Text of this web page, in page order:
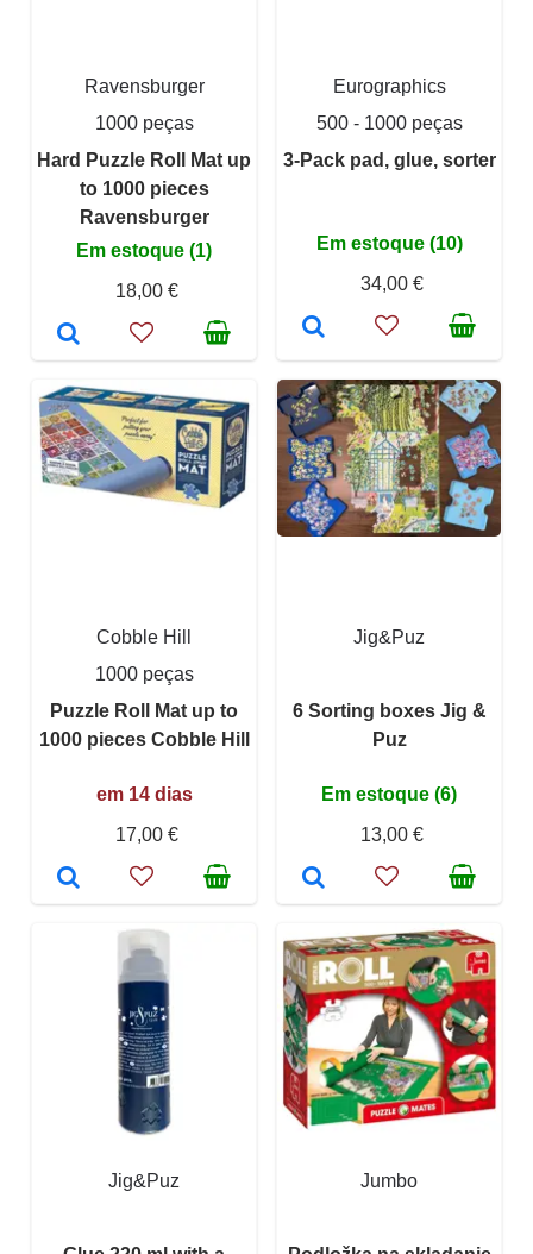
Ravensburger
1000 peças
Hard Puzzle Roll Mat up
to 1000 pieces
Ravensburger
Em estoque (1)
18,00 €
Eurographics
500 - 1000 peças
3-Pack pad, glue, sorter
Em estoque (10)
34,00 €
Cobble Hill
1000 peças
Puzzle Roll Mat up to
1000 pieces Cobble Hill
em 14 dias
17,00 €
Jig&Puz
6 Sorting boxes Jig &
Puz
Em estoque (6)
13,00 €
Jig&Puz Jumbo